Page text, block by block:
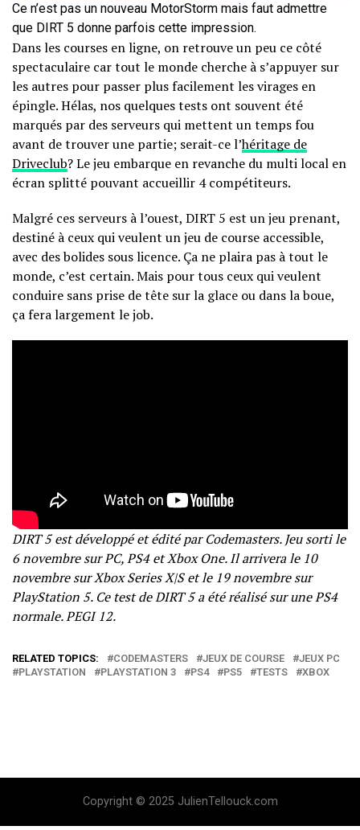
Ce n’est pas un nouveau MotorStorm mais faut admettre
que DIRT 5 donne parfois cette impression.
Dans les courses en ligne, on retrouve un peu ce côté
spectaculaire car tout le monde cherche à s’appuyer sur
les autres pour passer plus facilement les virages en
épingle. Hélas, nos quelques tests ont souvent été
marqués par des serveurs qui mettent un temps fou
avant de trouver une partie; serait-ce l’héritage de
Driveclub? Le jeu embarque en revanche du multi local en
écran splitté pouvant accueillir 4 compétiteurs.
Malgré ces serveurs à l’ouest, DIRT 5 est un jeu prenant,
destiné à ceux qui veulent un jeu de course accessible,
avec des bolides sous licence. Ça ne plaira pas à tout le
monde, c’est certain. Mais pour tous ceux qui veulent
conduire sans prise de tête sur la glace ou dans la boue,
ça fera largement le job.
DIRT 5 est développé et édité par Codemasters. Jeu sorti le
6 novembre sur PC, PS4 et Xbox One. Il arrivera le 10
novembre sur Xbox Series X|S et le 19 novembre sur
PlayStation 5. Ce test de DIRT 5 a été réalisé sur une PS4
normale. PEGI 12.
RELATED TOPICS: CODEMASTERS JEUX DE COURSE
JEUX PC
PLAYSTATION
PLAYSTATION 3 PS4 PS5 TESTS XBOX
Copyright © 2025 JulienTellouck.com